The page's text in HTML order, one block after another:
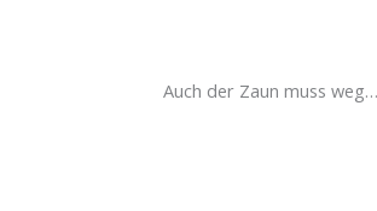
Auch der Zaun muss weg…